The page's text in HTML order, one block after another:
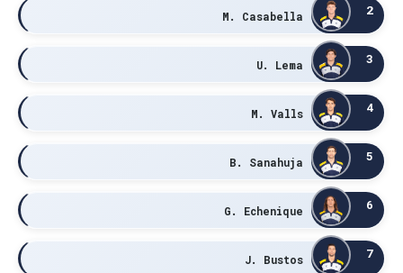
M. Casabella 2
U. Lema 3
M. Valls 4
B. Sanahuja 5
G. Echenique 6
J. Bustos 7